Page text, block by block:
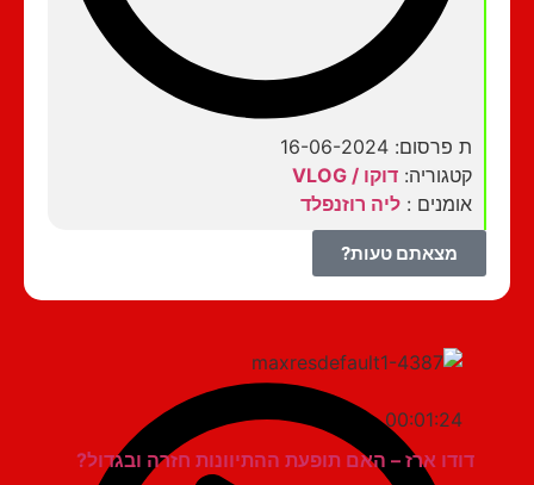
ת פרסום: 16-06-2024
קטגוריה:דוקו / VLOG
אומנים :ליה רוזנפלד
מצאתם טעות?
00:01:24
דודו ארז – האם תופעת ההתיוונות חזרה ובגדול?